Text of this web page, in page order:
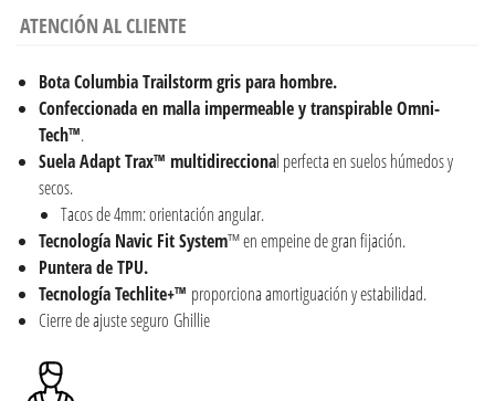
ATENCIÓN AL CLIENTE
Bota Columbia Trailstorm gris para hombre.
Confeccionada en malla impermeable y transpirable Omni-
Tech™.
Suela Adapt Trax™ multidireccional perfecta en suelos húmedos y
secos.
Tacos de 4mm: orientación angular.
Tecnología Navic Fit System™ en empeine de gran fijación.
Puntera de TPU.
Tecnología Techlite+™ proporciona amortiguación y estabilidad.
Cierre de ajuste seguro Ghillie